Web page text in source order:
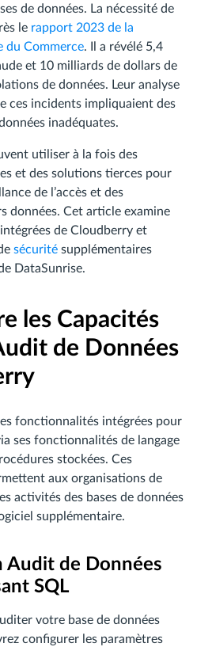
de données. La nécessité de
le rapport 2023 de la
du Commerce. Il a révélé 5,4
et 10 milliards de dollars de
de données. Leur analyse
ces incidents impliquaient des
inadéquates.
utiliser à la fois des
et des solutions tierces pour
de l’accès et des
données. Cet article examine
intégrées de Cloudberry et
sécurité supplémentaires
DataSunrise.
les Capacités
de Données
fonctionnalités intégrées pour
ses fonctionnalités de langage
stockées. Ces
aux organisations de
activités des bases de données
supplémentaire.
Audit de Données
SQL
votre base de données
configurer les paramètres